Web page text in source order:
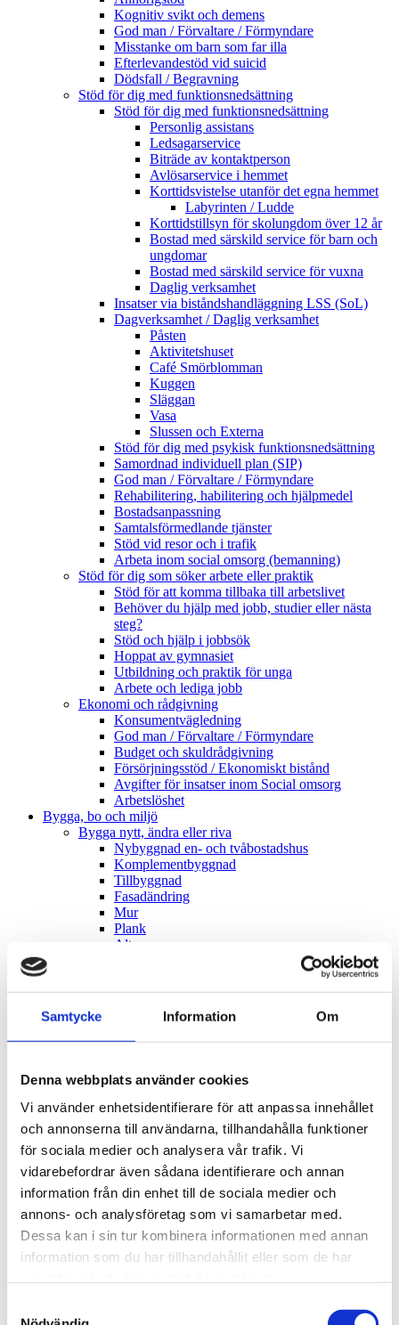
Samtycke Information Om
Denna webbplats använder cookies
Vi använder enhetsidentifierare för att anpassa innehållet
och annonserna till användarna, tillhandahålla funktioner
för sociala medier och analysera vår trafik. Vi
vidarebefordrar även sådana identifierare och annan
information från din enhet till de sociala medier och
annons- och analysföretag som vi samarbetar med.
Dessa kan i sin tur kombinera informationen med annan
information som du har tillhandahållit eller som de har
Kognitiv svikt och demens
God man / Förvaltare / Förmyndare
Misstanke om barn som far illa
Efterlevandestöd vid suicid
Dödsfall / Begravning
Stöd för dig med funktionsnedsättning
Stöd för dig med funktionsnedsättning
Personlig assistans
Ledsagarservice
Biträde av kontaktperson
Avlösarservice i hemmet
Korttidsvistelse utanför det egna hemmet
Labyrinten / Ludde
Korttidstillsyn för skolungdom över 12 år
Bostad med särskild service för barn och
ungdomar
Bostad med särskild service för vuxna
Daglig verksamhet
Insatser via biståndshandläggning LSS (SoL)
Dagverksamhet / Daglig verksamhet
Påsten
Aktivitetshuset
Café Smörblomman
Kuggen
Släggan
Vasa
Slussen och Externa
Stöd för dig med psykisk funktionsnedsättning
Samordnad individuell plan (SIP)
God man / Förvaltare / Förmyndare
Rehabilitering, habilitering och hjälpmedel
Bostadsanpassning
Samtalsförmedlande tjänster
Stöd vid resor och i trafik
Arbeta inom social omsorg (bemanning)
Stöd för dig som söker arbete eller praktik
Stöd för att komma tillbaka till arbetslivet
Behöver du hjälp med jobb, studier eller nästa
steg?
Stöd och hjälp i jobbsök
Hoppat av gymnasiet
Utbildning och praktik för unga
Arbete och lediga jobb
Ekonomi och rådgivning
Konsumentvägledning
God man / Förvaltare / Förmyndare
Budget och skuldrådgivning
Försörjningsstöd / Ekonomiskt bistånd
Avgifter för insatser inom Social omsorg
Arbetslöshet
Bygga, bo och miljö
Bygga nytt, ändra eller riva
Nybyggnad en- och tvåbostadshus
Komplementbyggnad
Tillbyggnad
Fasadändring
Mur
Plank
Altan
Ljusanordning
Pool och pooltak
Nybyggnad av flerbostadshus
Markarbeten
Träd
Parkeringsplatser
Rivning
Ändrad användning
Säsongslov
Tidsbegränsat bygglov
Transformatorstation
Förhandsbesked
Installation eller ändring av hiss
Installation eller ändring av ventilation
Uteservering
Vatten och avlopp – installation eller väsentlig
ändring av en anläggning